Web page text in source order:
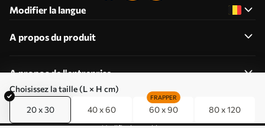
Choisissez la taille (L × H cm)
20 x 30 40 x 60 60 x 90
FRAPPER
80 x 120
Modifier la langue
A propos du produit
A propos de l'entreprise